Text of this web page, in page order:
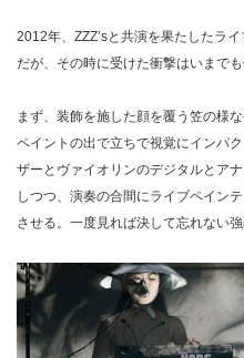
2012年、ZZZ’sと共演を果たしたラ
だが、その時に受けた衝撃はいまで
まず、装飾を施した顔を覆う笠の様
ペイントの出で立ちで視覚にインパ
ザーとヴァイオリンのデジタルとア
しつつ、演奏の合間にライブペイン
させる。一度見れば決して忘れない